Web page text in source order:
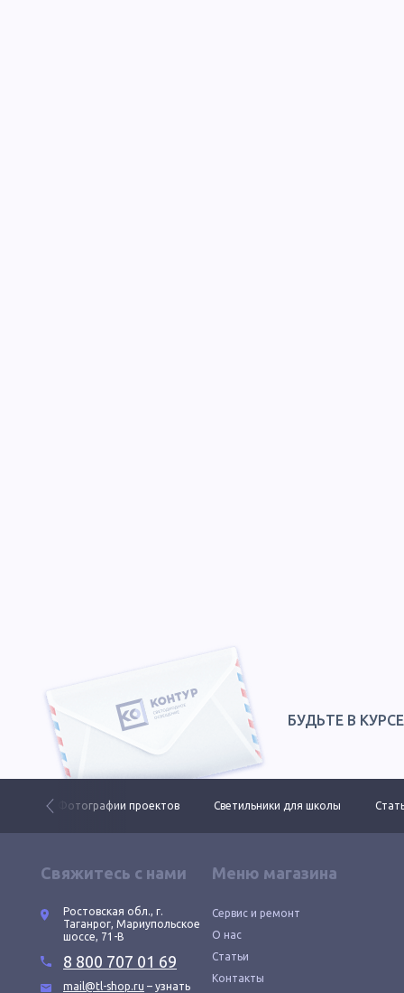
БУДЬТЕ В
Фотографии проектов Светильники для школы
Свяжитесь с нами
Ростовская обл., г.
Таганрог, Мариупольское
шоссе, 71-В
8 800 707 01 69
mail@tl-shop.ru – узнать
Меню магазина
Сервис и ремонт
О нас
Статьи
Контакты